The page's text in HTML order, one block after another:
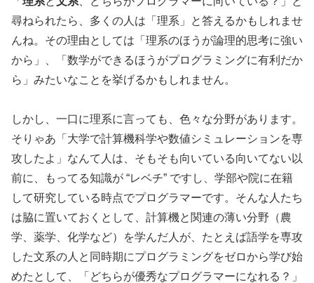
尋ねられたら、多くの人は「理系」と答えるかもしれませ
んね。その理由としては「理系のほうが論理的思考に強い
から」、「数学ができるほうがプログラミングに有利だか
ら」みたいなことを挙げるかもしれません。
しかし、一口に理系に言っても、色々な分野があります。
そりゃあ「大学で計算機科学や数値シミュレーションを専
攻したよ」なんて人は、そもそも向いている向いてない以
前に、もってる知識が “レベチ” ですし、学部や院に在籍
して研究している時点でプログラマーです。そんな人たち
は脇に置いておくとして、計算機と関連の薄い分野（農
学、薬学、化学など）を学んだ人が、たとえば語学を専攻
した文系の人と同時期にプログラミングをゼロから学び始
めたとして、「どちらが優秀なプログラマーになれる？」